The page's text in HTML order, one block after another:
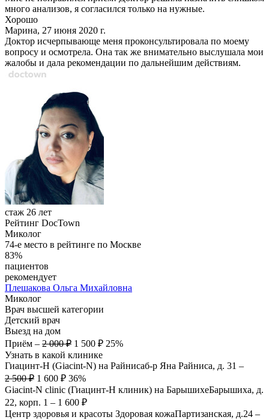
много анализов, я согласился только на нужные.
Хорошо
Марина, 27 июня 2020 г.
Доктор исчерпывающе меня проконсультировала по моему
вопросу и осмотрела. Она так же внимательно выслушала мои
жалобы и дала рекомендации по дальнейшим действиям.
стаж 26 лет
Рейтинг DocTown
Миколог
74-е место в рейтинге по Москве
83%
пациентов
рекомендует
Плешакова Ольга Михайловна
Миколог
Врач высшей категории
Детский врач
Выезд на дом
Приём – 2 000 ₽ 1 500 ₽ 25%
Узнать в какой клинике
Гиацинт-Н (Giacint-N) на Райнисаб-р Яна Райниса, д. 31 –
2 500 ₽ 1 600 ₽ 36%
Giacint-N clinic (Гиацинт-Н клиник) на БарышихеБарышиха, д.
22, корп. 1 – 1 600 ₽
Центр здоровья и красоты Здоровая кожаПартизанская, д.24 –